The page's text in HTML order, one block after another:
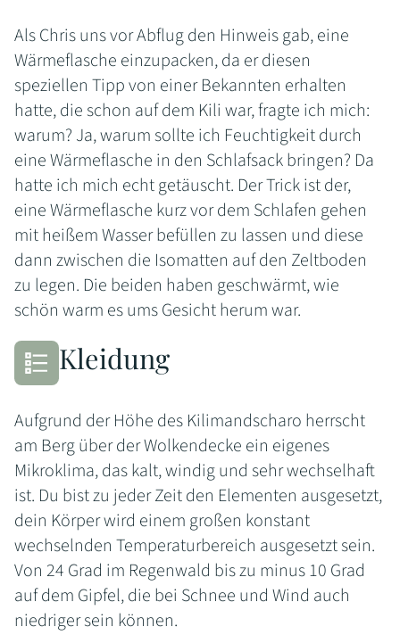
Als Chris uns vor Abflug den Hinweis gab, eine
Wärmeflasche einzupacken, da er diesen
speziellen Tipp von einer Bekannten erhalten
hatte, die schon auf dem Kili war, fragte ich mich:
warum? Ja, warum sollte ich Feuchtigkeit durch
eine Wärmeflasche in den Schlafsack bringen? Da
hatte ich mich echt getäuscht. Der Trick ist der,
eine Wärmeflasche kurz vor dem Schlafen gehen
mit heißem Wasser befüllen zu lassen und diese
dann zwischen die Isomatten auf den Zeltboden
zu legen. Die beiden haben geschwärmt, wie
schön warm es ums Gesicht herum war.
Kleidung
Aufgrund der Höhe des Kilimandscharo herrscht
am Berg über der Wolkendecke ein eigenes
Mikroklima, das kalt, windig und sehr wechselhaft
ist. Du bist zu jeder Zeit den Elementen ausgesetzt,
dein Körper wird einem großen konstant
wechselnden Temperaturbereich ausgesetzt sein.
Von 24 Grad im Regenwald bis zu minus 10 Grad
auf dem Gipfel, die bei Schnee und Wind auch
niedriger sein können.